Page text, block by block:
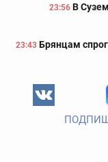
23:56 В
23:43 Брянцам